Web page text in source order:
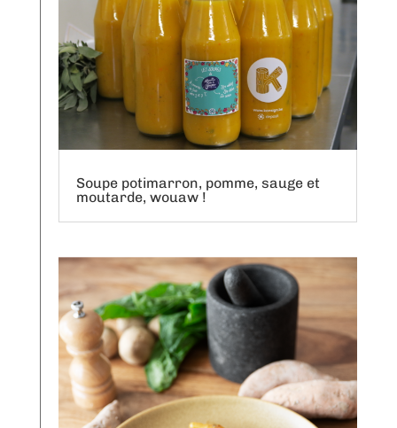
Soupe potimarron, pomme, sauge et
moutarde, wouaw !